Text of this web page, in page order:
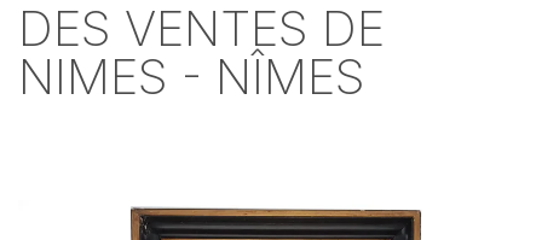
DES VENTES DE
NIMES - NÎMES